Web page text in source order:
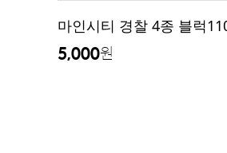
마인시티 경찰 4종 블럭
5,000원